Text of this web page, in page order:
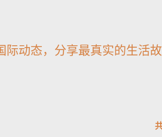
际动态，分享最真实的生活故